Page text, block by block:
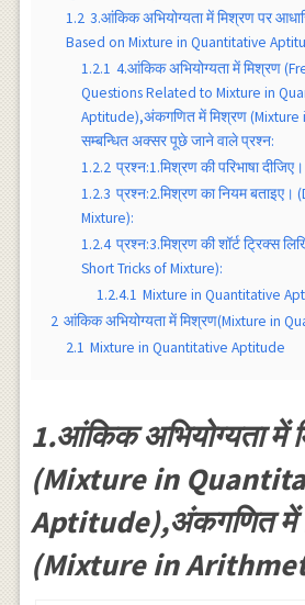
1.2 3.आंकिक अभियोग्यता में मिश्रण पर
Based on Mixture in Quantitative
1.2.1 4.आंकिक अभियोग्यता में मिश्रण
Questions Related to Mixture in
Aptitude),अंकगणित में मिश्रण (Mixture
सम्बन्धित अक्सर पूछे जाने वाले प्रश्न:
1.2.2 प्रश्न:1.मिश्रण की परिभाषा
1.2.3 प्रश्न:2.मिश्रण का नियम बताइए।
Mixture):
1.2.4 प्रश्न:3.मिश्रण की शाॅर्ट ट्रिक्स
Short Tricks of Mixture):
1.2.4.1 Mixture in Quantitative
2 आंकिक अभियोग्यता में मिश्रण(Mixture in
2.1 Mixture in Quantitative Aptitude
1.आंकिक अभियोग्यता में
(Mixture in
Aptitude),अंकगणित में
(Mixture in